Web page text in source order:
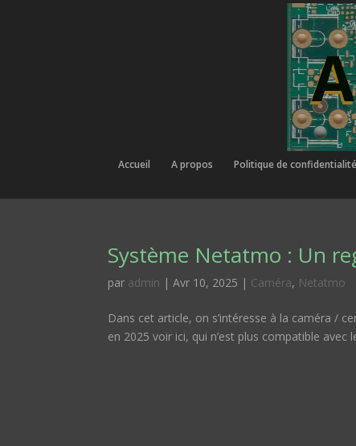
Accueil A propos Politique de confidentialité
Système Netatmo : Un
par admin |Avr 10, 2025 | Caméra, Netatmo
Dans cet article, on s’intéresse à la caméra /
en 2025 voir ici, qui n’est plus compatible avec